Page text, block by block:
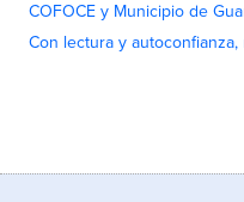
COFOCE y Municipio de
Con lectura y